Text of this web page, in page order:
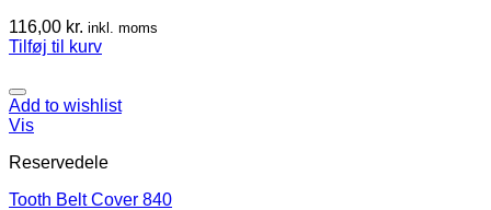
116,00 kr. inkl. moms
Tilføj til kurv
Add to wishlist
Vis
Reservedele
Tooth Belt Cover 840